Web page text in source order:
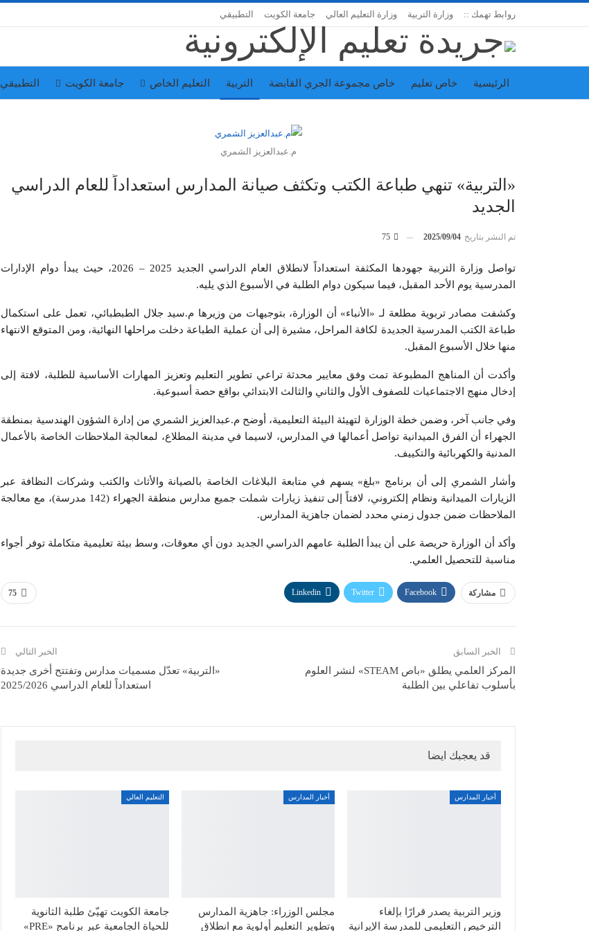
روابط تهمك :: وزارة التربية وزارة التعليم العالي جامعة الكويت التطبيقي
الرئيسية خاص تعليم خاص مجموعة الجري القابضة التربية التعليم الخاص جامعة الكويت التطبيقي
م.عبدالعزيز الشمري
«التربية» تنهي طباعة الكتب وتكثف صيانة المدارس استعداداً للعام الدراسي
الجديد
تم النشر بتاريخ 2025/09/04
تواصل وزارة التربية جهودها المكثفة استعداداً لانطلاق العام الدراسي الجديد 2025 – 2026، حيث يبدأ دوام الإدارات
المدرسية يوم الأحد المقبل، فيما سيكون دوام الطلبة في الأسبوع الذي يليه.
وكشفت مصادر تربوية مطلعة لـ «الأنباء» أن الوزارة، بتوجيهات من وزيرها م.سيد جلال الطبطبائي، تعمل على استكمال
طباعة الكتب المدرسية الجديدة لكافة المراحل، مشيرة إلى أن عملية الطباعة دخلت مراحلها النهائية، ومن المتوقع الانتهاء
منها خلال الأسبوع المقبل.
وأكدت أن المناهج المطبوعة تمت وفق معايير محدثة تراعي تطوير التعليم وتعزيز المهارات الأساسية للطلبة، لافتة إلى
إدخال منهج الاجتماعيات للصفوف الأول والثاني والثالث الابتدائي بواقع حصة أسبوعية.
وفي جانب آخر، وضمن خطة الوزارة لتهيئة البيئة التعليمية، أوضح م.عبدالعزيز الشمري من إدارة الشؤون الهندسية بمنطقة
الجهراء أن الفرق الميدانية تواصل أعمالها في المدارس، لاسيما في مدينة المطلاع، لمعالجة الملاحظات الخاصة بالأعمال
المدنية والكهربائية والتكييف.
وأشار الشمري إلى أن برنامج «بلغ» يسهم في متابعة البلاغات الخاصة بالصيانة والأثاث والكتب وشركات النظافة عبر
الزيارات الميدانية ونظام إلكتروني، لافتاً إلى تنفيذ زيارات شملت جميع مدارس منطقة الجهراء (142 مدرسة)، مع معالجة
الملاحظات ضمن جدول زمني محدد لضمان جاهزية المدارس.
وأكد أن الوزارة حريصة على أن يبدأ الطلبة عامهم الدراسي الجديد دون أي معوقات، وسط بيئة تعليمية متكاملة توفر أجواء
مناسبة للتحصيل العلمي.
75 مشاركة Facebook
Twitter
Linkedin
الخبر السابق
المركز العلمي يطلق «باص STEAM» لنشر العلوم
بأسلوب تفاعلي بين الطلبة
الخبر التالي
«التربية» تعدّل مسميات مدارس وتفتتح أخرى جديدة
استعداداً للعام الدراسي 2025/2026
قد يعجبك ايضا
أخبار المدارس
وزير التربية يصدر قرارًا بإلغاء
الترخيص التعليمي للمدرسة الإيرانية
أخبار المدارس
مجلس الوزراء: جاهزية المدارس
وتطوير التعليم أولوية مع انطلاق
التعليم العالي
جامعة الكويت تهيّئ طلبة الثانوية
للحياة الجامعية عبر برنامج «PRE»